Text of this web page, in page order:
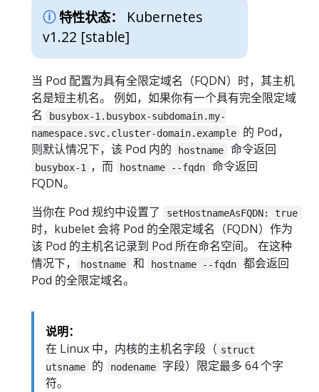
特性状态：
Kubernetes
v1.22 [stable]
当 Pod 配置为具有全限定域名（FQDN）时，其主机
名是短主机名。 例如，如果你有一个具有完全限定域
名
busybox-1.busybox-subdomain.my-
namespace.svc.cluster-domain.example
的 Pod，
则默认情况下，该 Pod 内的
hostname 命令返回
busybox-1 ，而 hostname --fqdn
命令返回
FQDN。
当你在 Pod 规约中设置了
setHostnameAsFQDN: true
时，kubelet 会将 Pod 的全限定域名（FQDN）作为
该 Pod 的主机名记录到 Pod 所在命名空间。 在这种
情况下，
hostname 和 hostname --fqdn
都会返回
Pod 的全限定域名。
说明：
在 Linux 中，内核的主机名字段（ struct
utsname
的 nodename
字段）限定最多 64 个字
符。